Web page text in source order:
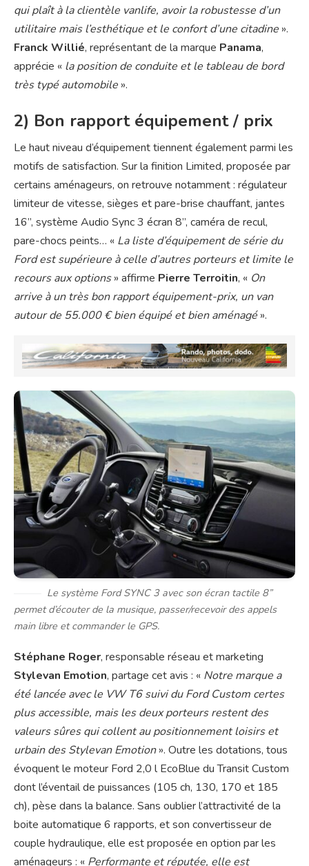
qui plaît à la clientèle vanlife, avoir la robustesse d’un
utilitaire mais l’esthétique et le confort d’une citadine ».
Franck Willié, représentant de la marque Panama,
apprécie « la position de conduite et le tableau de bord
très typé automobile ».
2) Bon rapport équipement / prix
Le haut niveau d’équipement tiennent également parmi les
motifs de satisfaction. Sur la finition Limited, proposée par
certains aménageurs, on retrouve notamment : régulateur
limiteur de vitesse, sièges et pare-brise chauffant, jantes
16’’, système Audio Sync 3 écran 8’’, caméra de recul,
pare-chocs peints… « La liste d’équipement de série du
Ford est supérieure à celle d’autres porteurs et limite le
recours aux options» affirme Pierre Terroitin, « On
arrive à un très bon rapport équipement-prix, un van
autour de 55.000 € bien équipé et bien aménagé».
Le système Ford SYNC 3 avec son écran tactile 8”
permet d’écouter de la musique, passer/recevoir des appels
main libre et commander le GPS.
Stéphane Roger, responsable réseau et marketing
Stylevan Emotion, partage cet avis : « Notre marque a
été lancée avec le VW T6 suivi du Ford Custom certes
plus accessible, mais les deux porteurs restent des
valeurs sûres qui collent au positionnement loisirs et
urbain des Stylevan Emotion». Outre les dotations, tous
évoquent le moteur Ford 2,0 l EcoBlue du Transit Custom
dont l’éventail de puissances (105 ch, 130, 170 et 185
ch), pèse dans la balance. Sans oublier l’attractivité de la
boite automatique 6 rapports, et son convertisseur de
couple hydraulique, elle est proposée en option par les
aménageurs : « Performante et réputée, elle est